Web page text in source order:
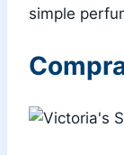
simple